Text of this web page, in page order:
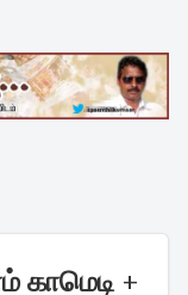
+